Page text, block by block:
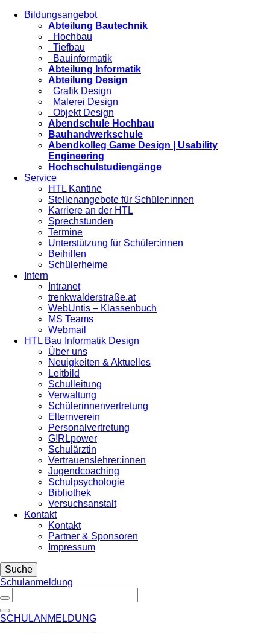
Bildungsangebot
Abteilung Bautechnik
Hochbau
Tiefbau
Bauinformatik
Abteilung Informatik
Abteilung Design
Grafik Design
Malerei Design
Objekt Design
Abendschule Hochbau
Bauhandwerkschule
Abendkolleg Game Design | Usability
Engineering
Hochschulstudiengänge
Service
HTL Kantine
Stellenangebote für Schüler:innen
Karriere an der HTL
Sprechstunden
Termine
Unterstützung für Schüler:innen
Beihilfen
Schülerheime
Intern
Intranet
trenkwalderstraße.at
WebUntis – Klassenbuch
MS Teams
Webmail
HTL Bau Informatik Design
Über uns
Neuigkeiten & Aktuelles
Leitbild
Schulleitung
Verwaltung
Schülerinnenvertretung
Elternverein
Personalvertretung
G!RLpower
Schulärztin
Vertrauenslehrer:innen
Jugendcoaching
Schulpsychologie
Bibliothek
Versuchsanstalt
Kontakt
Kontakt
Partner & Sponsoren
Impressum
Suche
Schulanmeldung
SCHULANMELDUNG